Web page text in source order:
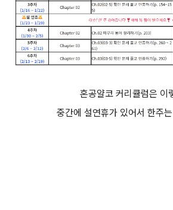
혼공얄코 커리큘럼은 이
중간에 설연휴가 있어서 한주